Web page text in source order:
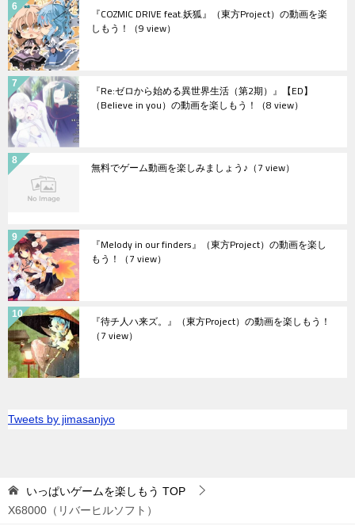
『COZMIC DRIVE feat.妖狐』（東方Project）の動画を楽
しもう！ （9 view）
『Re:ゼロから始める異世界生活（第2期）』【ED】
（Believe in you）の動画を楽しもう！ （8 view）
無料でゲーム動画を楽しみましょう♪ （7 view）
『Melody in our finders』（東方Project）の動画を楽し
もう！ （7 view）
『待チ人ハ来ズ。』（東方Project）の動画を楽しもう！
（7 view）
Tweets by jimasanjyo
いっぱいゲームを楽しもう TOP
X68000（リバーヒルソフト）